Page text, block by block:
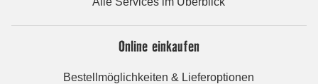
Online einkaufen
Bestellmöglichkeiten & Lieferoptionen